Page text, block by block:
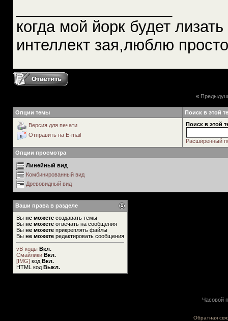
когда мой йорк будет
интеллект зая,люблю
«
Опции темы Поиск в этой
Версия для печати
Отправить на E-mail
Поиск в этой
Расширенный
Опции просмотра
Линейный вид
Комбинированный вид
Древовидный вид
Ваши права в разделе
Вы не можете создавать темы
Вы не можете отвечать на сообщения
Вы не можете прикреплять файлы
Вы не можете редактировать сообщения
vB-коды Вкл.
Смайлики Вкл.
[IMG] код Вкл.
HTML код Выкл.
Часовой
Обратная